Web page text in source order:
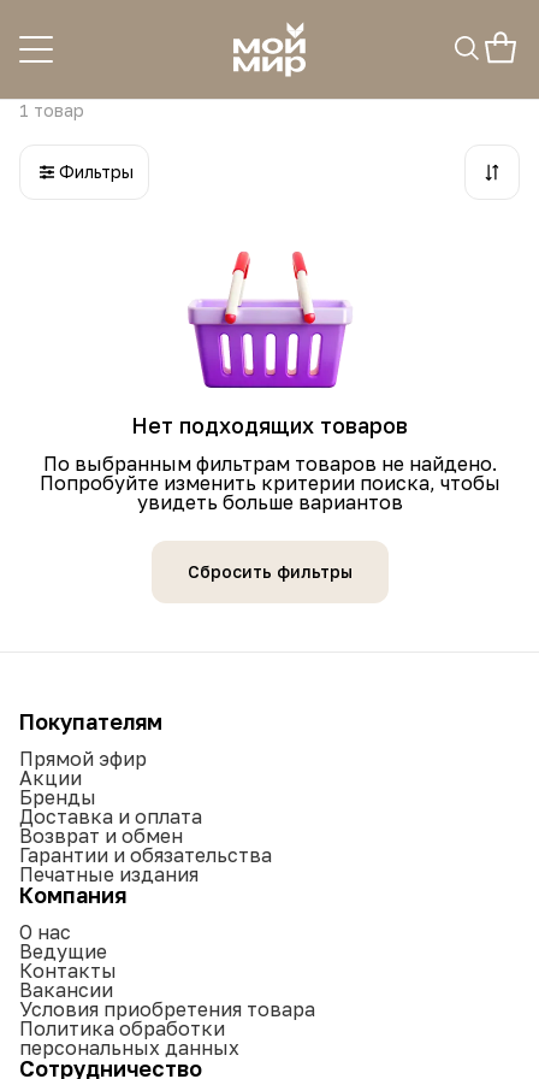
Пылесосы трости
аккумуляторные
1 товар
Фильтры
Нет подходящих товаров
По выбранным фильтрам товаров не найдено.
Попробуйте изменить критерии поиска, чтобы
увидеть больше вариантов
Сбросить фильтры
Покупателям
Прямой эфир
Акции
Бренды
Доставка и оплата
Возврат и обмен
Гарантии и обязательства
Печатные издания
Компания
О нас
Ведущие
Контакты
Вакансии
Условия приобретения товара
Политика обработки
персональных данных
Сотрудничество